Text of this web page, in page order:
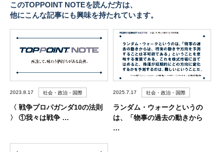
このTOPPOINT NOTEを読んだ方は、
他にこんな記事にも興味を持たれています。
2023.8.17 社会・政治・国際
〈 戦争プロパガンダ10の法則
〉 ①我々は戦争 …
2025.7.17 社会・政治・国際
ランダム・ウォークというの
は、「物事の過去の動きから
…